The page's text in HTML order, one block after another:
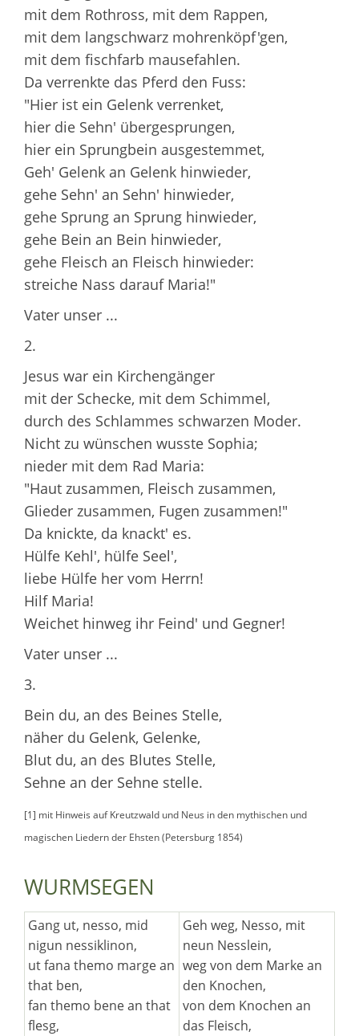
mit dem Rothross, mit dem Rappen,
mit dem langschwarz mohrenköpf'gen,
mit dem fischfarb mausefahlen.
Da verrenkte das Pferd den Fuss:
"Hier ist ein Gelenk verrenket,
hier die Sehn' übergesprungen,
hier ein Sprungbein ausgestemmet,
Geh' Gelenk an Gelenk hinwieder,
gehe Sehn' an Sehn' hinwieder,
gehe Sprung an Sprung hinwieder,
gehe Bein an Bein hinwieder,
gehe Fleisch an Fleisch hinwieder:
streiche Nass darauf Maria!"
Vater unser ...
2.
Jesus war ein Kirchengänger
mit der Schecke, mit dem Schimmel,
durch des Schlammes schwarzen Moder.
Nicht zu wünschen wusste Sophia;
nieder mit dem Rad Maria:
"Haut zusammen, Fleisch zusammen,
Glieder zusammen, Fugen zusammen!"
Da knickte, da knackt' es.
Hülfe Kehl', hülfe Seel',
liebe Hülfe her vom Herrn!
Hilf Maria!
Weichet hinweg ihr Feind' und Gegner!
Vater unser ...
3.
Bein du, an des Beines Stelle,
näher du Gelenk, Gelenke,
Blut du, an des Blutes Stelle,
Sehne an der Sehne stelle.
[1] mit Hinweis auf Kreutzwald und Neus in den mythischen und
magischen Liedern der Ehsten (Petersburg 1854)
WURMSEGEN
Gang ut, nesso, mid
nigun nessiklinon,
ut fana themo marge an
that ben,
fan themo bene an that
flesg,
Geh weg, Nesso, mit
neun Nesslein,
weg von dem Marke an
den Knochen,
von dem Knochen an
das Fleisch,